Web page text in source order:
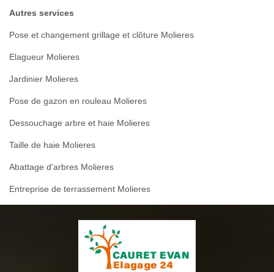
Autres services
Pose et changement grillage et clôture Molieres
Elagueur Molieres
Jardinier Molieres
Pose de gazon en rouleau Molieres
Dessouchage arbre et haie Molieres
Taille de haie Molieres
Abattage d'arbres Molieres
Entreprise de terrassement Molieres